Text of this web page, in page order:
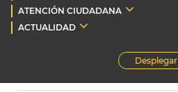
ATENCIÓN CIUDADANA
ACTUALIDAD
Desplegar